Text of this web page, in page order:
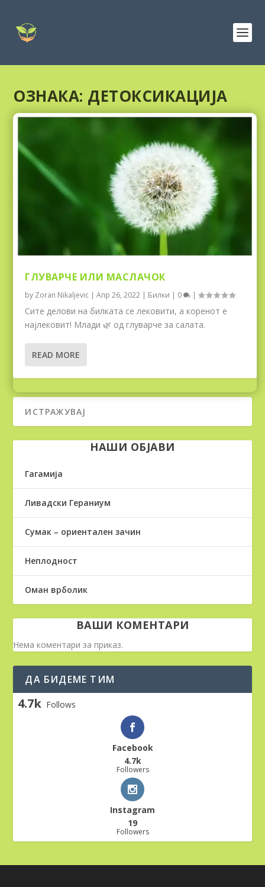
ОЗНАКА: ДЕТОКСИКАЦИЈА
ГЛУВАРЧЕ ИЛИ МАСЛАЧОК
by Zoran Nikaljevic |Апр 26, 2022 | Билки | 0 |
Сите делови на билката се лековити, а коренот е
најлековит! Млади 🌿 од глуварче за салата.
READ MORE
НАШИ ОБЈАВИ
Гагамија
Ливадски Гераниум
Сумак – ориентален зачин
Неплодност
Оман врболик
ВАШИ КОМЕНТАРИ
Нема коментари за приказ.
ДА БИДЕМЕ ТИМ
4.7k Follows
Facebook
4.7k
Followers
Instagram
19
Followers